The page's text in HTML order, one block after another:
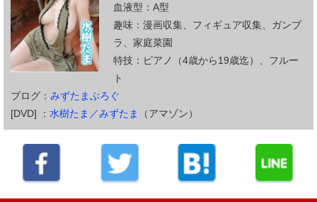
血液型：A型
趣味：漫画収集、フィギュア収集、ガンプ
ラ、家庭菜園
特技：ピアノ（4歳から19歳迄）、フルー
ト
ブログ： みずたまぶろぐ
[DVD] ： 水樹たま／みずたま （アマゾン）